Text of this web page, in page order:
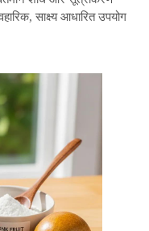
साक्ष्य आधारित उपयोग